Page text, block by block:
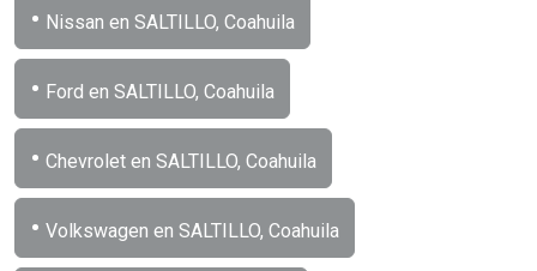
• Nissan en SALTILLO, Coahuila
• Ford en SALTILLO, Coahuila
• Chevrolet en SALTILLO, Coahuila
• Volkswagen en SALTILLO, Coahuila